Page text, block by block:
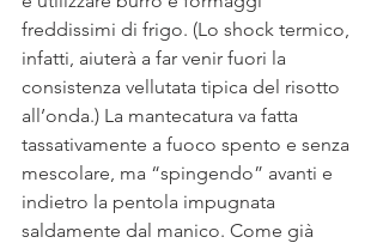
freddissimi di frigo. (Lo shock termico,
infatti, aiuterà a far venir fuori la
consistenza vellutata tipica del risotto
all’onda.) La mantecatura va fatta
tassativamente a fuoco spento e senza
mescolare, ma “spingendo” avanti e
indietro la pentola impugnata
saldamente dal manico. Come già